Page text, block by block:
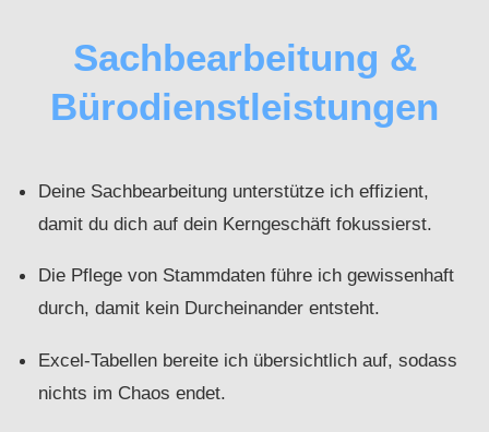
Sachbearbeitung &
Bürodienstleistungen
Deine Sachbearbeitung unterstütze ich effizient,
damit du dich auf dein Kerngeschäft fokussierst.
Die Pflege von Stammdaten führe ich gewissenhaft
durch, damit kein Durcheinander entsteht.
Excel-Tabellen bereite ich übersichtlich auf, sodass
nichts im Chaos endet.